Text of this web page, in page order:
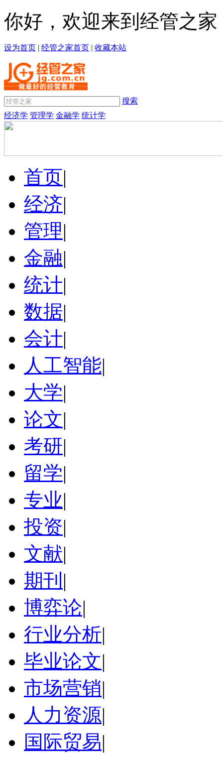
你好，欢迎来到经管之家
设为首页 | 经管之家首页 | 收藏本站
搜索
经济学 管理学 金融学 统计学
首页|
经济|
管理|
金融|
统计|
数据|
会计|
人工智能|
大学|
论文|
考研|
留学|
专业|
投资|
文献|
期刊 |
博弈论|
行业分析|
毕业论文|
市场营销|
人力资源|
国际贸易|